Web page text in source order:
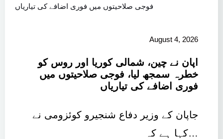
August 4, 2026
اپان نے چین، شمالی کوریا اور روس کو
خطرہ سمجھ لیا، فوجی صلاحیتوں میں
فوری اضافے کی تیاریاں
جاپان کے وزیر دفاع شنجیرو کوئزومی نے
کہا ہے کہ…